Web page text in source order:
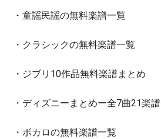
・童謡民謡の無料楽譜一覧
・クラシックの無料楽譜一覧
・ジブリ10作品無料楽譜まとめ
・ディズニーまとめー全7曲21楽譜
・ボカロの無料楽譜一覧